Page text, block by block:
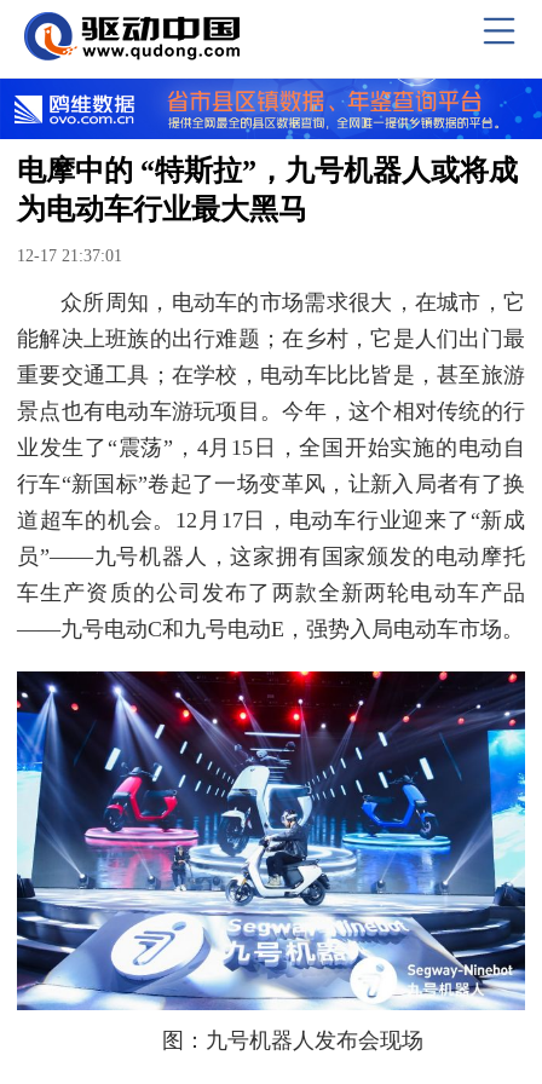
电摩中的 “特斯拉”，九号机器人或将成
为电动车行业最大黑马
12-17 21:37:01
众所周知，电动车的市场需求很大，在城市，它
能解决上班族的出行难题；在乡村，它是人们出门最
重要交通工具；在学校，电动车比比皆是，甚至旅游
景点也有电动车游玩项目。今年，这个相对传统的行
业发生了“震荡”，4月15日，全国开始实施的电动自
行车“新国标”卷起了一场变革风，让新入局者有了换
道超车的机会。12月17日，电动车行业迎来了“新成
员”——九号机器人，这家拥有国家颁发的电动摩托
车生产资质的公司发布了两款全新两轮电动车产品
——九号电动C和九号电动E，强势入局电动车市场。
图：九号机器人发布会现场